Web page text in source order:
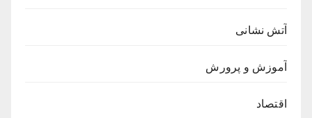
آتش نشانی
آموزش و پرورش
اقتصاد